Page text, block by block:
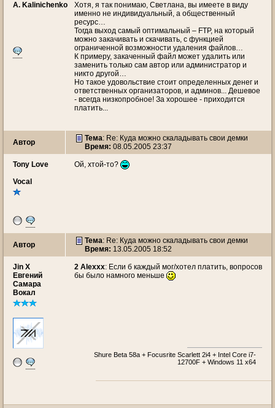
A. Kalinichenko
Хотя, я так понимаю, Светлана, вы имеете в виду
именно не индивидуальный, а общественный
ресурс…
Тогда выход самый оптимальный – FTP, на который
можно закачивать и скачивать, с функцией
ограниченной возможности удаления файлов…
К примеру, закаченный файл может удалить или
заменить только сам автор или администратор и
никто другой…
Но такое удовольствие стоит определенных денег и
ответственных организаторов, и админов... Дешевое
- всегда низкопробное! За хорошее - приходится
платить...
Автор Тема: Re: Куда можно скаладывать свои демки
Время: 08.05.2005 23:37
Tony Love
Vocal
Ой, хтой-то?
Автор Тема: Re: Куда можно скаладывать свои демки
Время: 13.05.2005 18:52
Jin X
Евгений
Самара
Вокал
2 Alexxx: Если б каждый мог/хотел платить, вопросов
бы было намного меньше
Shure Beta 58a + Focusrite Scarlett 2i4 + Intel Core i7-
12700F + Windows 11 x64